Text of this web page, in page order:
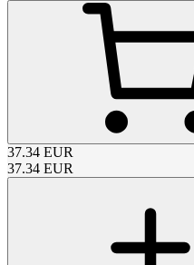
37.34 EUR
37.34 EUR